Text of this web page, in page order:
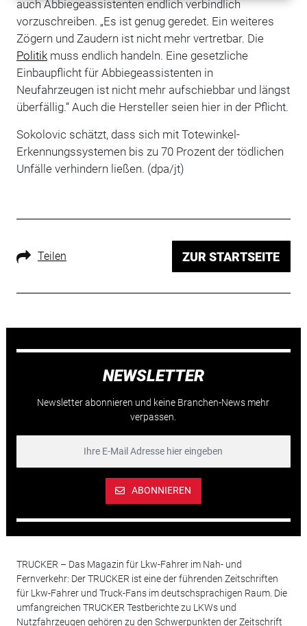
auch Abbiegeassistenten endlich verbindlich
vorzuschreiben. „Es ist genug geredet. Ein weiteres
Zögern und Zaudern ist nicht mehr vertretbar. Die
Politikmuss endlich handeln. Eine gesetzliche
Einbaupflicht für Abbiegeassistenten in
Neufahrzeugen ist nicht mehr aufschiebbar und längst
überfällig.“ Auch die Hersteller seien hier in der Pflicht.
Sokolovic schätzt, dass sich mit Totewinkel-
Erkennungssystemen bis zu 70 Prozent der tödlichen
Unfälle verhindern ließen. (dpa/jt)
Teilen ZUR STARTSEITE
NEWSLETTER
Newsletter abonnieren und keine Branchen-News mehr
verpassen.
ABONNIEREN
TRUCKER – Das Magazin für Lkw-Fahrer im Nah- und
Fernverkehr: Der TRUCKER ist eine der führenden Zeitschriften
für Lkw-Fahrer und Truck-Fans im deutschsprachigen Raum. Die
umfangreichen TRUCKER Testberichte zu LKWs und
Nutzfahrzeugen gehören zu den Schwerpunkten der Zeitschrift